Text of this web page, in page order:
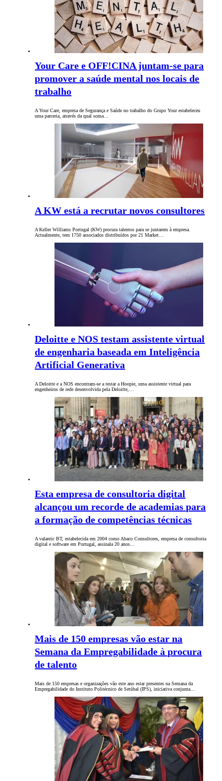
Your Care e OFF!CINA juntam-se para
promover a saúde mental nos locais de
trabalho
A Your Care, empresa de Segurança e Saúde no trabalho do Grupo Your estabeleceu
uma parceria, através da qual soma…
A KW está a recrutar novos consultores
A Keller Williams Portugal (KW) procura talentos para se juntarem à empresa.
Actualmente, tem 1750 associados distribuídos por 21 Market…
Deloitte e NOS testam assistente virtual
de engenharia baseada em Inteligência
Artificial Generativa
A Deloitte e a NOS encontram-se a testar a Hoopie, uma assistente virtual para
engenheiros de rede desenvolvida pela Deloitte,…
Esta empresa de consultoria digital
alcançou um recorde de academias para
a formação de competências técnicas
A valantic BT, estabelecida em 2004 como Abaco Consultores, empresa de consultoria
digital e software em Portugal, assinala 20 anos…
Mais de 150 empresas vão estar na
Semana da Empregabilidade à procura
de talento
Mais de 150 empresas e organizações vão este ano estar presentes na Semana da
Empregabilidade do Instituto Politécnico de Setúbal (IPS), iniciativa conjunta…